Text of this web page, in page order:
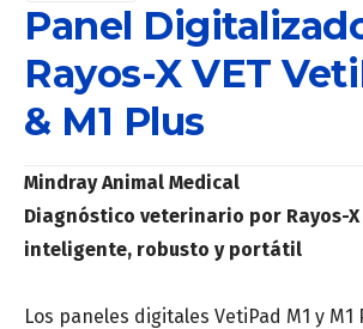
Panel
Rayos-X VET
& M1 Plus
Mindray Animal Medical
Diagnóstico veterinario por Rayos-X
inteligente, robusto y portátil
Los paneles digitales VetiPad M1 y